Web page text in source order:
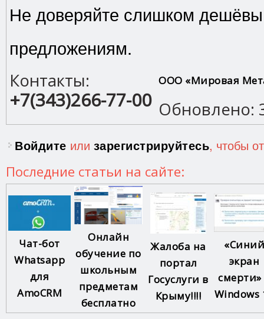
Не доверяйте слишком
предложениям.
Контакты:
+7(343)266-77-00
ООО «Мировая
Обновлено:
Войдите или зарегистрируйтесь, чтобы
Последние статьи на сайте:
Чат-бот
Whatsapp
для
AmoCRM
Онлайн
обучение по
школьным
предметам
бесплатно
Жалоба на
портал
Госуслуги в
Крыму!!!!
«Синий
экран
смерти»
Windows